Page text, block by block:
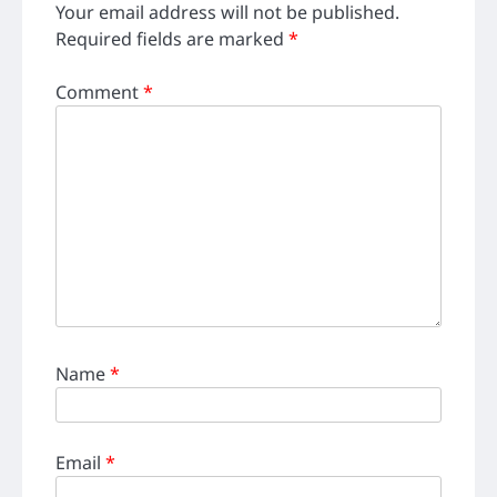
Your email address will not be published.
Required fields are marked *
Comment*
Name*
Email *